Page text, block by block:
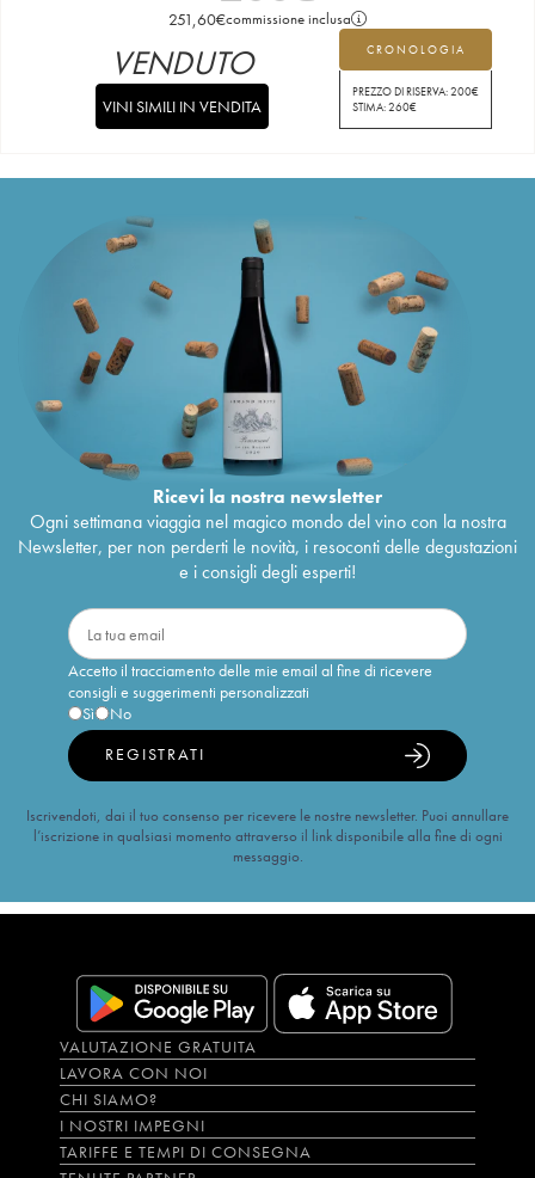
251,60€commissione inclusa
CRONOLOGIA
PREZZO DI RISERVA:200€
STIMA:260€
VENDUTO
VINI SIMILI IN VENDITA
Ricevi la nostra newsletter
Ogni settimana viaggia nel magico mondo del vino con la nostra
Newsletter, per non perderti le novità, i resoconti delle degustazioni
e i consigli degli esperti!
Accetto il tracciamento delle mie email al fine di ricevere
consigli e suggerimenti personalizzati
Sì
No
REGISTRATI
Iscrivendoti, dai il tuo consenso per ricevere le nostre newsletter. Puoi annullare
l’iscrizione in qualsiasi momento attraverso il link disponibile alla fine di ogni
messaggio.
VALUTAZIONE GRATUITA
LAVORA CON NOI
CHI SIAMO?
I NOSTRI IMPEGNI
TARIFFE E TEMPI DI CONSEGNA